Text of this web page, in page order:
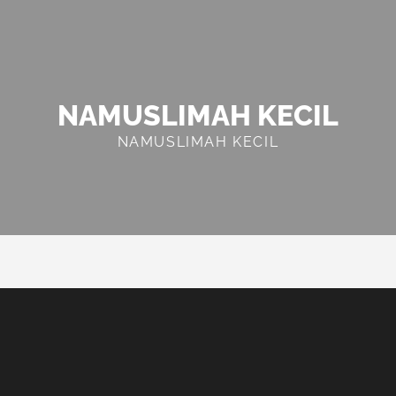
NAMUSLIMAH KECIL
NAMUSLIMAH KECIL